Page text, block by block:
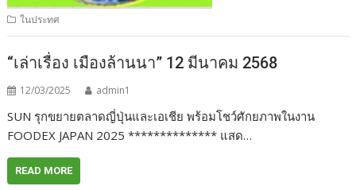
ในประทศ
“เล่าเรื่อง เมืองล้านนา” 12 มีนาคม 2568
12/03/2025 admin1
SUN รุกขยายตลาดญี่ปุ่นและเอเชีย พร้อมโชว์ศักยภาพในงาน
FOODEX JAPAN 2025 ************** แสด…
READ MORE